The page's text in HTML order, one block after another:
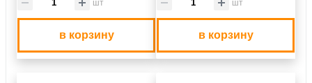
в корзину в корзину